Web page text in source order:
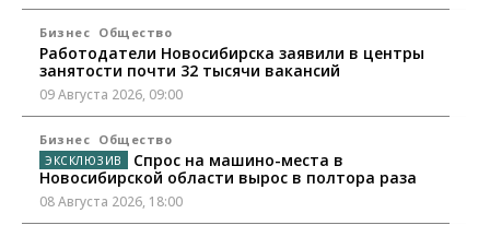
Бизнес Общество
Работодатели Новосибирска заявили в центры
занятости почти 32 тысячи вакансий
09 Августа 2026, 09:00
Бизнес Общество
Спрос на машино-места в
Новосибирской области вырос в полтора раза
08 Августа 2026, 18:00